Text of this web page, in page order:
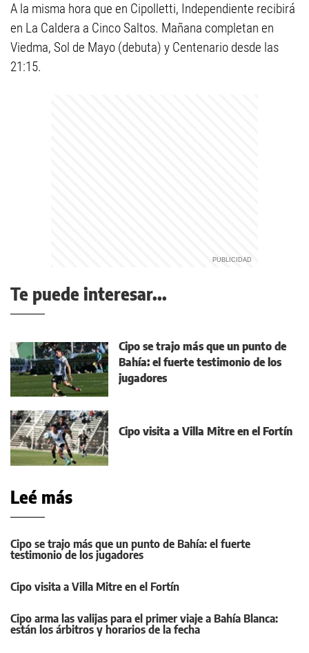
A la misma hora que en Cipolletti, Independiente recibirá
en La Caldera a Cinco Saltos. Mañana completan en
Viedma, Sol de Mayo (debuta) y Centenario desde las
21:15.
Te puede interesar...
Cipo se trajo más que un punto de
Bahía: el fuerte testimonio de los
jugadores
Cipo visita a Villa Mitre en el Fortín
Leé más
Cipo se trajo más que un punto de Bahía: el fuerte
testimonio de los jugadores
Cipo visita a Villa Mitre en el Fortín
Cipo arma las valijas para el primer viaje a Bahía Blanca:
están los árbitros y horarios de la fecha